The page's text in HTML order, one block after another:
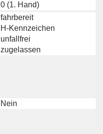
0 (1. Hand)
fahrbereit
H-Kennzeichen
unfallfrei
zugelassen
Nein